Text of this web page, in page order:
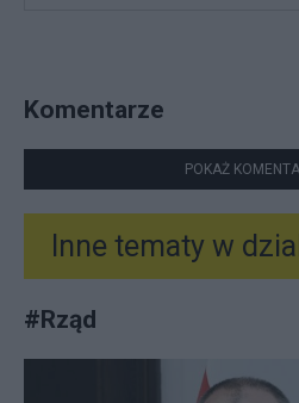
Komentarze
POKAŻ
Inne tematy w
#Rząd